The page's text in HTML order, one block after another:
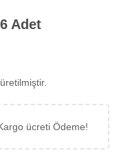
Adet
ücreti Ödeme!